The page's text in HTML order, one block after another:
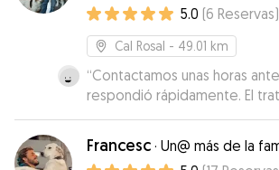
5.0 (6 Reservas)
Cal Rosal - 49.01 km
“Contactamos unas horas
respondió rápidamente. El
que son amantes de los
fotos para ver q todo iba bien.
recomendable.”
Francesc · Un@ más de la